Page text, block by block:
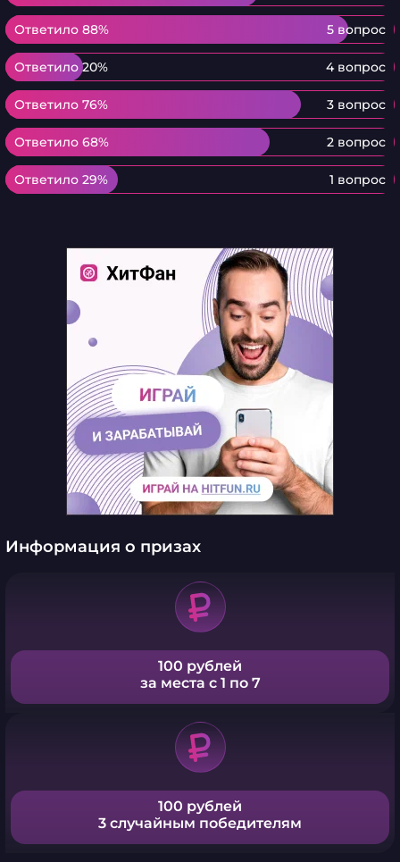
Ответило 88% 5 вопрос
Ответило 88%
Ответило 20% 4 вопрос
Ответило 20%
Ответило 76% 3 вопрос
Ответило 76%
Ответило 68% 2 вопрос
Ответило 68%
Ответило 29% 1 вопрос
Ответило 29%
Информация о призах
100 рублей
за места с 1 по 7
100 рублей
3 случайным победителям